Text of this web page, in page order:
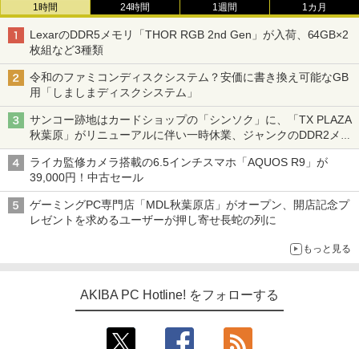
1時間 24時間 1週間 1カ月
LexarのDDR5メモリ「THOR RGB 2nd Gen」が入荷、64GB×2
枚組など3種類
令和のファミコンディスクシステム？安価に書き換え可能なGB
用「しましまディスクシステム」
サンコー跡地はカードショップの「シンソク」に、「TX PLAZA
秋葉原」がリニューアルに伴い一時休業、ジャンクのDDR2メモ
リが100円で販売など～ 最近の秋葉原 ～
ライカ監修カメラ搭載の6.5インチスマホ「AQUOS R9」が
39,000円！中古セール
ゲーミングPC専門店「MDL秋葉原店」がオープン、開店記念プ
レゼントを求めるユーザーが押し寄せ長蛇の列に
もっと見る
AKIBA PC Hotline! をフォローする